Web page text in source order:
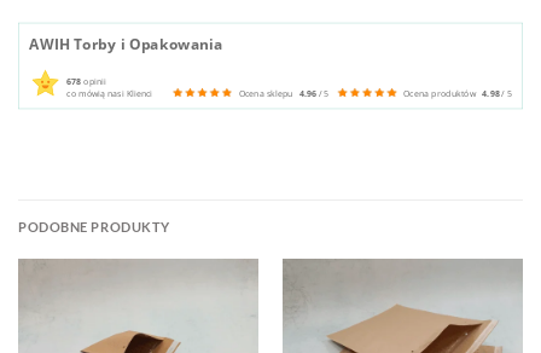
AWIH Torby i Opakowania
678 opinii
co mówią nasi Klienci
Ocena sklepu 4.96/ 5 Ocena produktów 4.98/ 5
PODOBNE PRODUKTY